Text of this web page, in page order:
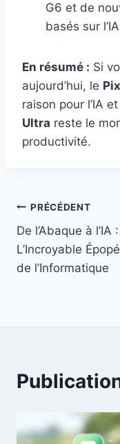
G6 et de
basés sur
En résumé : Si
aujourd’hui, le
raison pour l’IA
Ultra reste le
productivité.
Navigation
de
l’article
PRÉCÉDENT
De l’Abaque à l’IA :
L’Incroyable
de l’Informatique